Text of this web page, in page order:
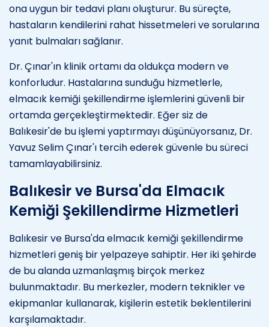
ona uygun bir tedavi planı oluşturur. Bu süreçte,
hastaların kendilerini rahat hissetmeleri ve sorularına
yanıt bulmaları sağlanır.
Dr. Çınar'ın klinik ortamı da oldukça modern ve
konforludur. Hastalarına sunduğu hizmetlerle,
elmacık kemiği şekillendirme işlemlerini güvenli bir
ortamda gerçekleştirmektedir. Eğer siz de
Balıkesir'de bu işlemi yaptırmayı düşünüyorsanız, Dr.
Yavuz Selim Çınar'ı tercih ederek güvenle bu süreci
tamamlayabilirsiniz.
Balıkesir ve Bursa'da Elmacık
Kemiği Şekillendirme Hizmetleri
Balıkesir ve Bursa'da elmacık kemiği şekillendirme
hizmetleri geniş bir yelpazeye sahiptir. Her iki şehirde
de bu alanda uzmanlaşmış birçok merkez
bulunmaktadır. Bu merkezler, modern teknikler ve
ekipmanlar kullanarak, kişilerin estetik beklentilerini
karşılamaktadır.